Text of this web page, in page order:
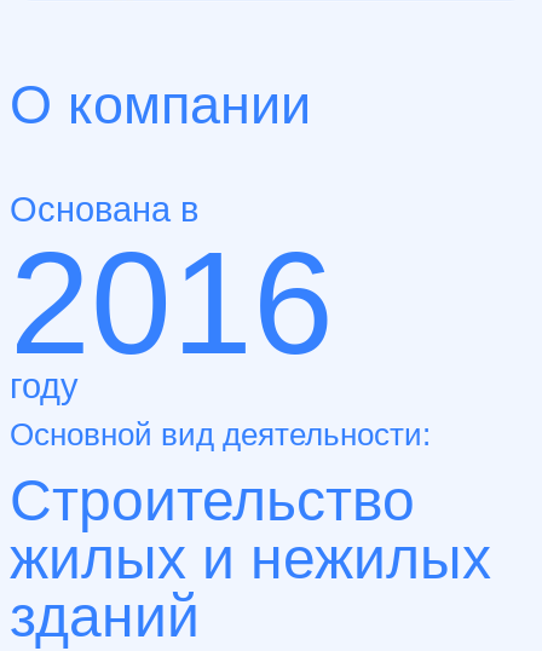
О компании
Основана в
2016
году
Основной вид деятельности:
Строительство
жилых и нежилых
зданий